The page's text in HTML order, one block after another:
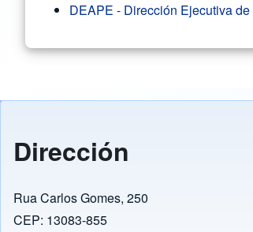
DEAPE - Dirección Ejecutiva
Dirección
Rua Carlos Gomes, 250
CEP: 13083-855